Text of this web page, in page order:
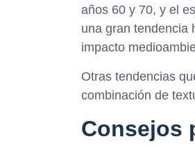
años 60 y 70, y el
una gran tendencia
impacto
Otras tendencias
combinación de
Consejos